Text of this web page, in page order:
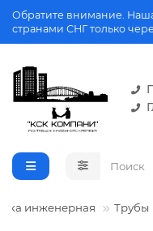
Обратите внимание.
странами СНГ только
инженерная Трубы